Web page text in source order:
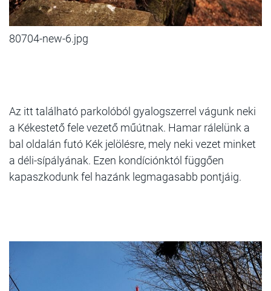
80704-new-6.jpg
Az itt található parkolóból gyalogszerrel vágunk neki
a Kékestető fele vezető műútnak. Hamar rálelünk a
bal oldalán futó Kék jelölésre, mely neki vezet minket
a déli-sípályának. Ezen kondíciónktól függően
kapaszkodunk fel hazánk legmagasabb pontjáig.